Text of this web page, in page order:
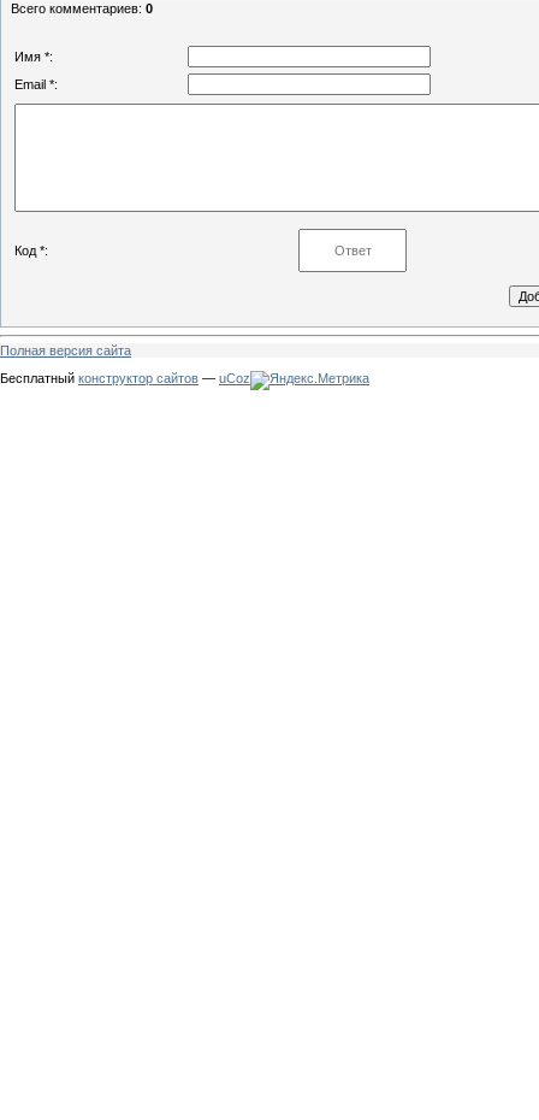
Всего комментариев: 0
Имя *:
Email *:
Код *:
Полная версия сайта
Бесплатный конструктор сайтов — uCoz